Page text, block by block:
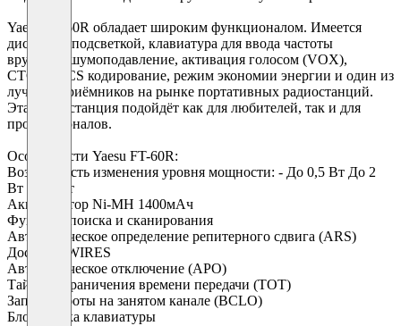
Yaesu FT-60R обладает широким функционалом. Имеется
дисплей с подсветкой, клавиатура для ввода частоты
вручную, шумоподавление, активация голосом (VOX),
CTCSS/DCS кодирование, режим экономии энергии и один из
лучший приёмников на рынке портативных радиостанций.
Эта радиостанция подойдёт как для любителей, так и для
профессионалов.
Особенности Yaesu FT-60R:
Возможность изменения уровня мощности: - До 0,5 Вт До 2
Вт До 5 Вт
Аккумулятор Ni-MH 1400мАч
Функции поиска и сканирования
Автоматическое определение репитерного сдвига (ARS)
Доступ к WIRES
Автоматическое отключение (АРО)
Таймер ограничения времени передачи (ТОТ)
Запрет работы на занятом канале (BCLO)
Блокировка клавиатуры